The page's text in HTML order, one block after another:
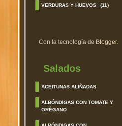
VERDURAS Y HUEVOS (11)
Con la tecnología de Blogger.
Salados
ACEITUNAS ALIÑADAS
ALBÓNDIGAS CON TOMATE Y
ORÉGANO